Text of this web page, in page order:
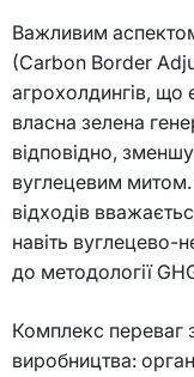
Важливим
(Carbon Border
агрохолдингів,
власна зелена
відповідно,
вуглецевим митом.
відходів
навіть вуглецево-
до методології
Комплекс переваг
виробництва: